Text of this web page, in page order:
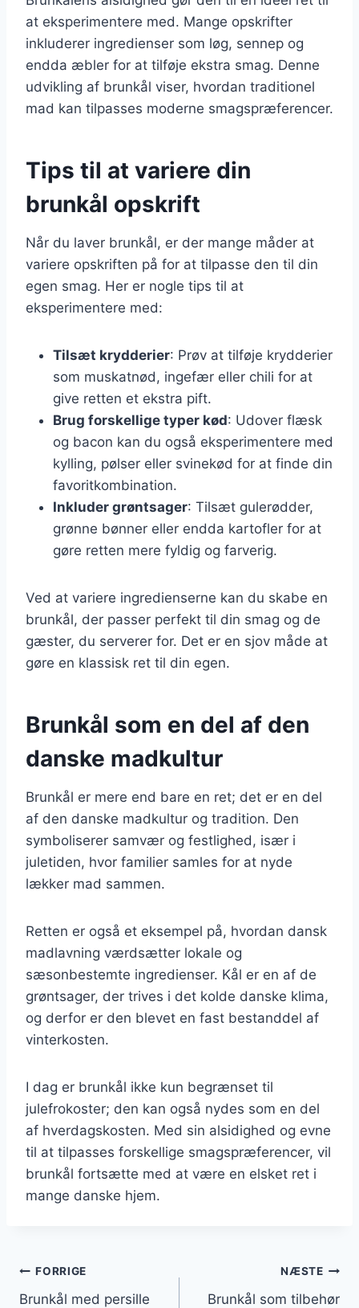
at eksperimentere med. Mange opskrifter
inkluderer ingredienser som løg, sennep og
endda æbler for at tilføje ekstra smag. Denne
udvikling af brunkål viser, hvordan traditionel
mad kan tilpasses moderne smagspræferencer.
Tips til at variere din
brunkål opskrift
Når du laver brunkål, er der mange måder at
variere opskriften på for at tilpasse den til din
egen smag. Her er nogle tips til at
eksperimentere med:
Tilsæt krydderier: Prøv at tilføje krydderier
som muskatnød, ingefær eller chili for at
give retten et ekstra pift.
Brug forskellige typer kød: Udover flæsk
og bacon kan du også eksperimentere med
kylling, pølser eller svinekød for at finde din
favoritkombination.
Inkluder grøntsager: Tilsæt gulerødder,
grønne bønner eller endda kartofler for at
gøre retten mere fyldig og farverig.
Ved at variere ingredienserne kan du skabe en
brunkål, der passer perfekt til din smag og de
gæster, du serverer for. Det er en sjov måde at
gøre en klassisk ret til din egen.
Brunkål som en del af den
danske madkultur
Brunkål er mere end bare en ret; det er en del
af den danske madkultur og tradition. Den
symboliserer samvær og festlighed, især i
juletiden, hvor familier samles for at nyde
lækker mad sammen.
Retten er også et eksempel på, hvordan dansk
madlavning værdsætter lokale og
sæsonbestemte ingredienser. Kål er en af de
grøntsager, der trives i det kolde danske klima,
og derfor er den blevet en fast bestanddel af
vinterkosten.
I dag er brunkål ikke kun begrænset til
julefrokoster; den kan også nydes som en del
af hverdagskosten. Med sin alsidighed og evne
til at tilpasses forskellige smagspræferencer, vil
brunkål fortsætte med at være en elsket ret i
mange danske hjem.
Indlægsnavigation
FORRIGE
Brunkål med persille
NÆSTE
Brunkål som tilbehør